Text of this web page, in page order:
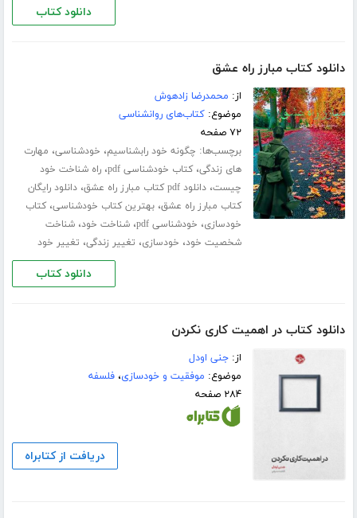
دانلود کتاب
دانلود کتاب مبارز راه عشق
از: محمدرضا زادهوش
موضوع:کتاب‌های روانشناسی
۷۲ صفحه
برچسب‌ها: چگونه خود رابشناسیم، خودشناسی، مهارت
های زندگی،کتاب خودشناسی pdf ،راه شناخت خود
چیست،دانلود pdf کتاب مبارز راه عشق ،دانلود رایگان
کتاب مبارز راه عشق،بهترین کتاب خودشناسی،کتاب
خودسازی، خودشناسی pdf ،شناخت خود،شناخت
شخصیت خود، خودسازی، تغییر زندگی، تغییر خود
دانلود کتاب
دانلود کتاب در اهمیت کاری نکردن
از:جنی اودل
موضوع: موفقیت و خودسازی،فلسفه
۲۸۴ صفحه
دریافت از کتابراه